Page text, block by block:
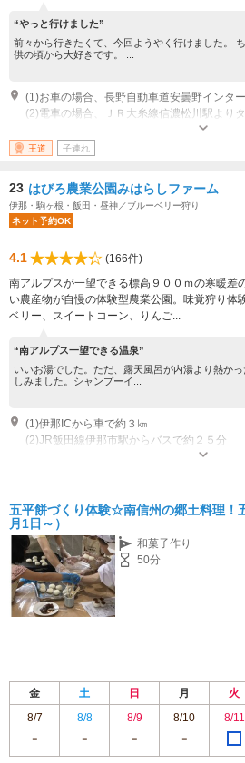
“やっと行けました”
前々から行きたくて、今回ようやく行けました。
供の頃から大好きです。 ...
(1)お車の場合、長野自動車道安曇野インタ
営業時間：10：00～17：00（3月～11月末
時休館あり、冬期休館12月～2月末
王道 子連れ
23 はびろ農業公園みはらしファーム
伊那・駒ヶ根・飯田・昼神／ブルーベリー狩り
ネット予約OK
4.1
(166件)
南アルプスが一望できる標高９００ｍの寒暖差
い農産物が自慢の体験型農業公園。味覚狩り体
ベリー、スイートコーン、りんご...
“南アルプス一望できる温泉”
いいお湯でした。ただ、露天風呂が内湯より熱か
しみました。シャンプーイ...
(1)伊那ICから車で約３㎞
(2)JR飯田線伊那市駅からバスで約２５分
その他：営業時間はファーム内各施設で異
五平餅づくり体験☆南信州の郷土料理！
月1日～）
和菓子作り
50分
金 土 日 月 火
8/7
8/8 8/9 8/10 8/11